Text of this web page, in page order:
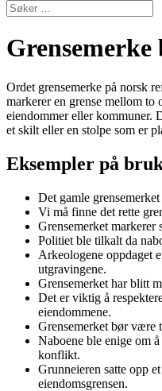
Ordet grensemerke på norsk
markerer en grense mellom to
eiendommer eller kommuner.
et skilt eller en stolpe som er
Eksempler på
Det gamle
Vi må finne det rette
Grensemerket markerer
Politiet ble tilkalt da
Arkeologene oppdaget
utgravingene.
Grensemerket har blitt
Det er viktig å
eiendommene.
Grensemerket bør være
Naboene ble enige om
konflikt.
Grunneieren satte opp
eiendomsgrensen.